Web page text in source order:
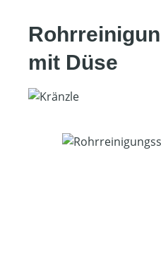
mit Düse
Bildergalerie überspringen